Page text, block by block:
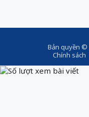
Bản quyền ©
Chính sách